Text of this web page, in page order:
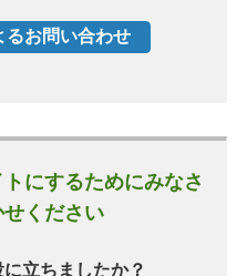
にするためにみなさ
ください
立ちましたか？